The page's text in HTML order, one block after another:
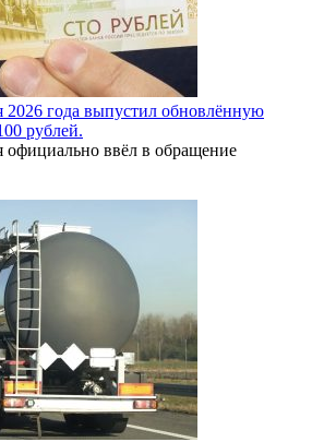
2026 года выпустил обновлённую
рублей.
официально ввёл в обращение